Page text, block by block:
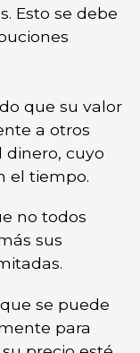
Esto se debe
que su valor
a otros
dinero, cuyo
el tiempo.
no todos
sus
se puede
para